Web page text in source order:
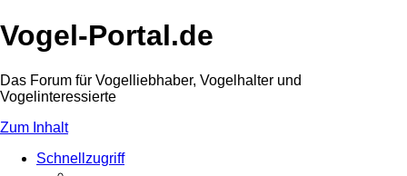
Vogel-Portal.de
Das Forum für Vogelliebhaber, Vogelhalter und
Vogelinteressierte
Zum Inhalt
Schnellzugriff